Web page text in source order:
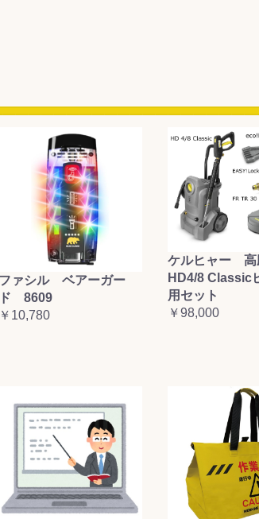
ファシル ベアーガー
ド 8609
￥10,780
ケルヒャー 高
HD4/8 Classic
用セット
￥98,000